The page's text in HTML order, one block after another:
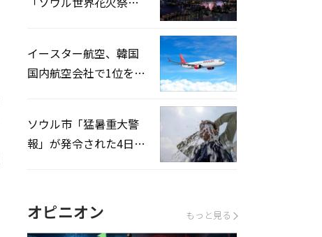
イースター航空、韓国
国内航空会社で1位を記
ソウル市「猛暑重大警
報」が発令された4日、
オピニオン もっと見る